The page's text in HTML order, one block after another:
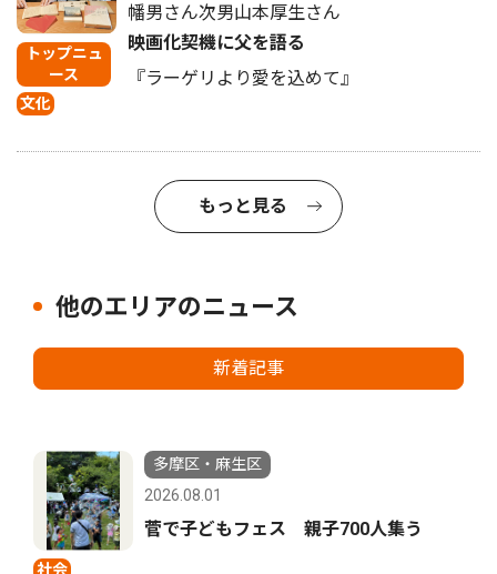
トップニュ
ース
文化
幡男さん次男山本厚生さん
映画化契機に父を語る
『ラーゲリより愛を込めて』
もっと見る
他のエリアのニュース
新着記事
社会
多摩区・麻生区
2026.08.01
菅で子どもフェス 親子700人集う